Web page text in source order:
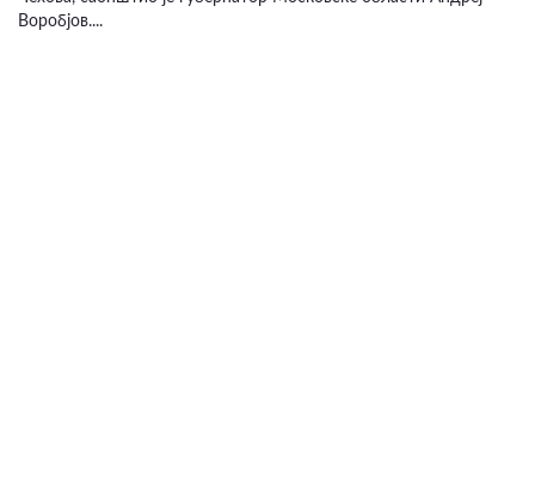
Воробјов....